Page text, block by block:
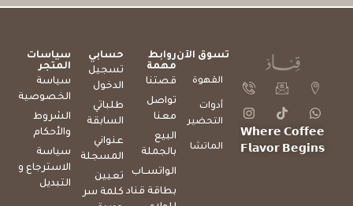
𝗪𝗵𝗲𝗿𝗲 𝗖𝗼𝗳𝗳𝗲𝗲
𝗙𝗹𝗮𝘃𝗼𝗿 𝗕𝗲𝗴𝗶𝗻𝘀
تسوق الآن
القهوة
أدوات
التحضير
الماتشا
روابط
مهمة
قصتنا
تواصل
معنا
البيع
بالجملة
الواتســاب
بطاقة قناد
حسابي
تسجيل
الدخول
طلباتي
السابقة
عنواني
المسجلة
تعيين
كلمة سر
سياسات
المتجر
سياسة
الخصوصية
الشروط
والأحكام
سياسة
الاسترجاع و
التبديل